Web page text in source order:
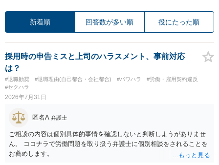
新着順 回答数が多い順 役にたった順
採用時の申告ミスと上司のハラスメント、事前対応
は？
#退職勧奨 #退職理由(自己都合・会社都合) #パワハラ
#労働・雇用契約違反
#セクハラ
2026年7月31日
匿名A 弁護士
ご相談の内容は個別具体的事情を確認しないと判断しようがありませ
ん。 ココナラで労働問題を取り扱う弁護士に個別相談をされることを
お薦めします。